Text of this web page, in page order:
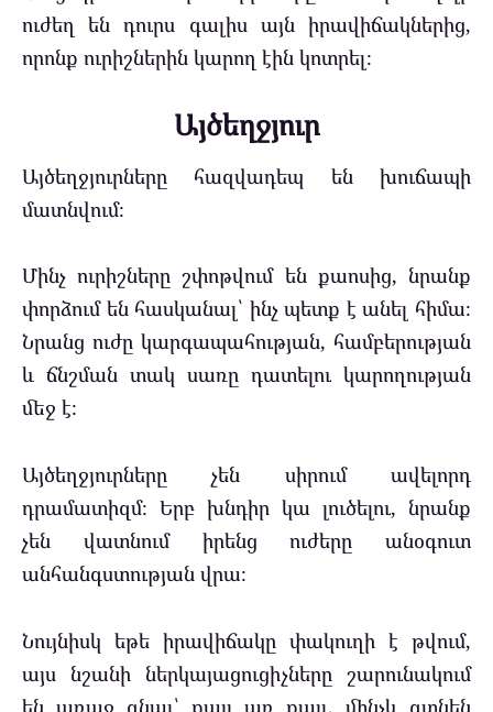
ուժեղ են դուրս գալիս այն իրավիճակներից,
որոնք ուրիշներին կարող էին կոտրել։
Այծեղջյուր
Այծեղջյուրները հազվադեպ են խուճապի
մատնվում։
Մինչ ուրիշները շփոթվում են քաոսից, նրանք
փորձում են հասկանալ՝ ինչ պետք է անել հիմա։
Նրանց ուժը կարգապահության, համբերության
և ճնշման տակ սառը դատելու կարողության
մեջ է։
Այծեղջյուրները չեն սիրում ավելորդ
դրամատիզմ։ Երբ խնդիր կա լուծելու, նրանք
չեն վատնում իրենց ուժերը անօգուտ
անհանգստության վրա։
Նույնիսկ եթե իրավիճակը փակուղի է թվում,
այս նշանի ներկայացուցիչները շարունակում
են առաջ գնալ՝ քայլ առ քայլ, մինչև գտնեն